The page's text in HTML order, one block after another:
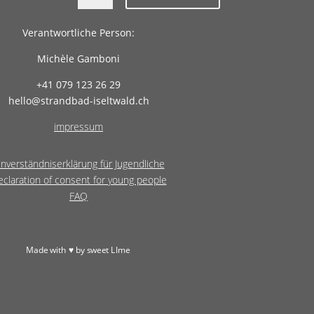
Verantwortliche Person:
Michèle Gamboni
+41 079 123 26 29
hello@strandbad-iseltwald.ch
impressum
für Jugendliche
of consent for young people
FAQ
Made with ♥ bysweet LIme